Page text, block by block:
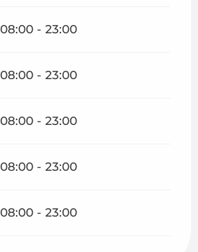
08:00 - 23:00
08:00 - 23:00
08:00 - 23:00
08:00 - 23:00
08:00 - 23:00